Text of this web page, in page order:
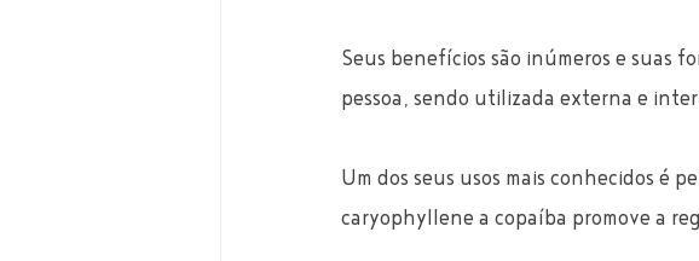
Seus benefícios são inúmeros e suas
pessoa, sendo utilizada externa e
Um dos seus usos mais conhecidos é
caryophyllene a copaíba promove a